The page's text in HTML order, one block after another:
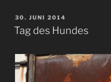
VERÖFFENTLICHT
AM
30. JUNI 2014
Tag des Hundes